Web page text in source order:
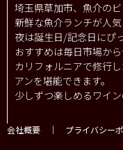
埼玉県草加市、魚介の
新鮮な魚介ランチが人気
夜は誕生日/記念日にぴ
おすすめは毎日市場か
カリフォルニアで修行
アンを堪能できます。
少しずつ楽しめるワイ
会社概要 ｜ プライバシー